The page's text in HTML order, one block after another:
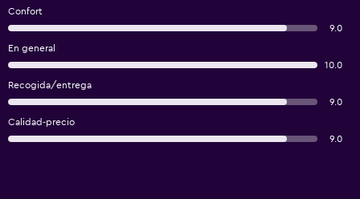
Confort
9.0
En general
10.0
Recogida/entrega
9.0
Calidad-precio
9.0